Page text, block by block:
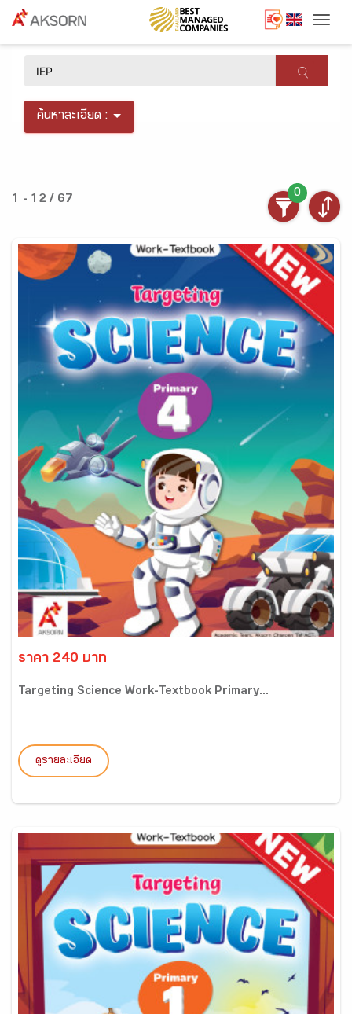
ค้นหาละเอียด :
1 - 12 / 67
0
ราคา 240 บาท
Targeting Science Work-Textbook Primary...
ดูรายละเอียด